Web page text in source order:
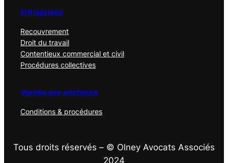
Entreprises
Recouvrement
Droit du travail
Contentieux commercial et civil
Procédures collectives
Ventes aux enchères
Conditions & procédures
Tous droits réservés – © Olney Avocats Associés
2024